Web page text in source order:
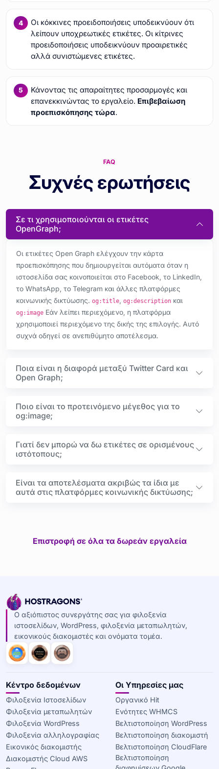
Οι κόκκινες προειδοποιήσεις υποδεικνύουν ότι
λείπουν υποχρεωτικές ετικέτες. Οι κίτρινες
προειδοποιήσεις υποδεικνύουν προαιρετικές
αλλά συνιστώμενες ετικέτες.
Κάνοντας τις απαραίτητες προσαρμογές και
επανεκκινώντας το εργαλείο. Επιβεβαίωση
προεπισκόπησης τώρα.
FAQ
Συχνές ερωτήσεις
Σε τι χρησιμοποιούνται οι ετικέτες
OpenGraph;
Οι ετικέτες Open Graph ελέγχουν την κάρτα
προεπισκόπησης που δημιουργείται αυτόματα όταν η
ιστοσελίδα σας κοινοποιείται στο Facebook, το LinkedIn,
το WhatsApp, το Telegram και άλλες πλατφόρμες
κοινωνικής δικτύωσης. og:title, og:description και
og:image Εάν λείπει περιεχόμενο, η πλατφόρμα
χρησιμοποιεί περιεχόμενο της δικής της επιλογής. Αυτό
συχνά οδηγεί σε ανεπιθύμητο αποτέλεσμα.
Ποια είναι η διαφορά μεταξύ Twitter Card και
Open Graph;
Ποιο είναι το προτεινόμενο μέγεθος για το
og:image;
Γιατί δεν μπορώ να δω ετικέτες σε ορισμένους
ιστότοπους;
Είναι τα αποτελέσματα ακριβώς τα ίδια με
αυτά στις πλατφόρμες κοινωνικής δικτύωσης;
Επιστροφή σε όλα τα δωρεάν εργαλεία
Ο αξιόπιστος συνεργάτης σας για φιλοξενία
ιστοσελίδων, WordPress, φιλοξενία μεταπωλητών,
εικονικούς διακομιστές και ονόματα τομέα.
Κέντρο δεδομένων
Φιλοξενία Ιστοσελίδων
Φιλοξενία μεταπωλητών
Φιλοξενία WordPress
Φιλοξενία αλληλογραφίας
Εικονικός διακομιστής
Διακομιστής Cloud AWS
Οι Υπηρεσίες μας
Οργανικό Hit
Ενότητες WHMCS
Βελτιστοποίηση WordPress
Βελτιστοποίηση διακομιστή
Βελτιστοποίηση CloudFlare
Βελτιστοποίηση